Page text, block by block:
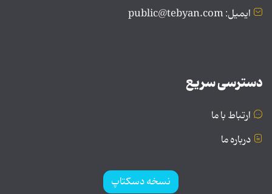
ایمیل: public@tebyan.com
دسترسی سریع
ارتباط با ما
درباره ما
نسخه دسکتاپ